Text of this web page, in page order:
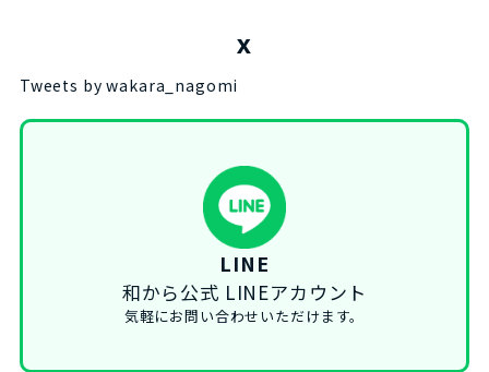
X
Tweets by wakara_nagomi
LINE
和から公式 LINEアカウント
気軽にお問い合わせいただけます。